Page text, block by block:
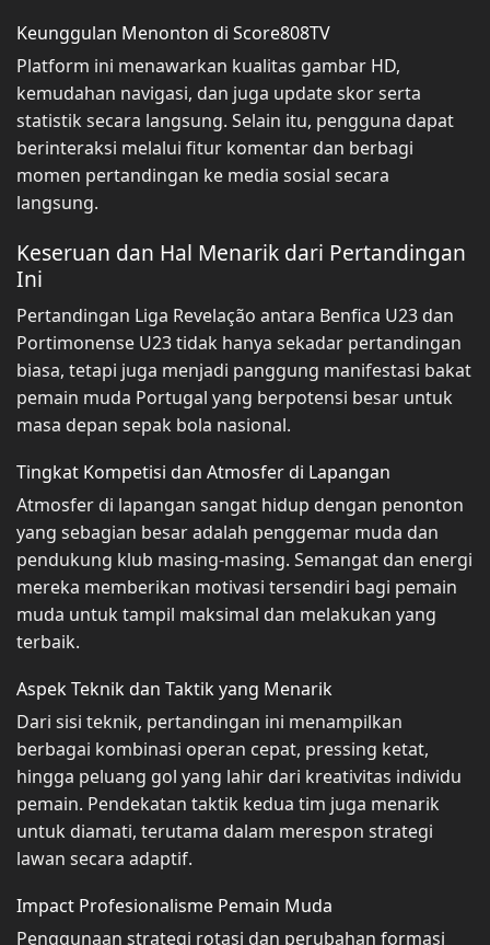
Keunggulan Menonton di Score808TV
Platform ini menawarkan kualitas gambar HD,
kemudahan navigasi, dan juga update skor serta
statistik secara langsung. Selain itu, pengguna dapat
berinteraksi melalui fitur komentar dan berbagi
momen pertandingan ke media sosial secara
langsung.
Keseruan dan Hal Menarik dari Pertandingan
Ini
Pertandingan Liga Revelação antara Benfica U23 dan
Portimonense U23 tidak hanya sekadar pertandingan
biasa, tetapi juga menjadi panggung manifestasi bakat
pemain muda Portugal yang berpotensi besar untuk
masa depan sepak bola nasional.
Tingkat Kompetisi dan Atmosfer di Lapangan
Atmosfer di lapangan sangat hidup dengan penonton
yang sebagian besar adalah penggemar muda dan
pendukung klub masing-masing. Semangat dan energi
mereka memberikan motivasi tersendiri bagi pemain
muda untuk tampil maksimal dan melakukan yang
terbaik.
Aspek Teknik dan Taktik yang Menarik
Dari sisi teknik, pertandingan ini menampilkan
berbagai kombinasi operan cepat, pressing ketat,
hingga peluang gol yang lahir dari kreativitas individu
pemain. Pendekatan taktik kedua tim juga menarik
untuk diamati, terutama dalam merespon strategi
lawan secara adaptif.
Impact Profesionalisme Pemain Muda
Penggunaan strategi rotasi dan perubahan formasi